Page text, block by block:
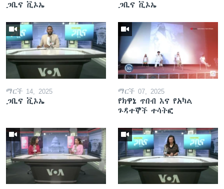
ጋቢና ቪኦኤ ጋቢና ቪኦኤ
ማርች 14, 2025
ጋቢና ቪኦኤ
ማርች 07, 2025
የክዋኔ ጥበብ እና የአካል
ጉዳተኞች ተሳትፎ